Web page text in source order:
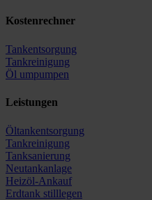
Kostenrechner
Tankentsorgung
Tankreinigung
Öl umpumpen
Leistungen
Öltankentsorgung
Tankreinigung
Tanksanierung
Neutankanlage
Heizöl-Ankauf
Erdtank stilllegen